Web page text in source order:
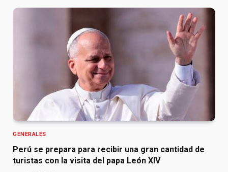
GENERALES
Perú se prepara para recibir una gran cantidad de
turistas con la visita del papa León XIV